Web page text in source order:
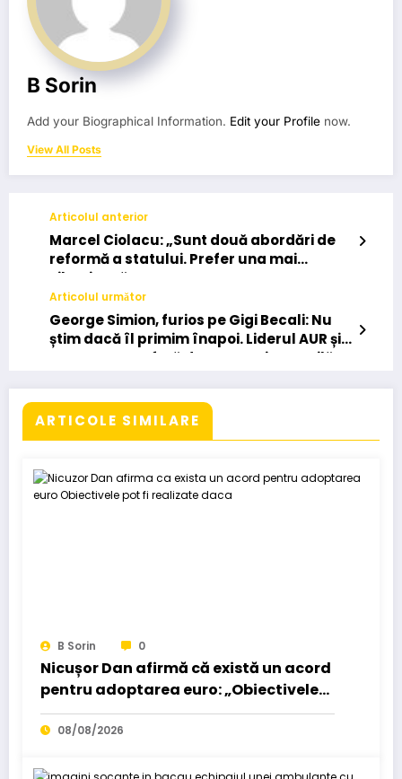
B Sorin
Add your Biographical Information. Edit your Profile now.
View All Posts
Articolul anterior
Marcel Ciolacu: „Sunt două abordări de
reformă a statului. Prefer una mai
silenţioasă”
Articolul următor
George Simion, furios pe Gigi Becali: Nu
știm dacă îl primim înapoi. Liderul AUR și-
a cerut scuze față de Anamaria Gavrilă
ARTICOLE SIMILARE
B Sorin 0
Nicușor Dan afirmă că există un acord
pentru adoptarea euro: „Obiectivele
pot fi realizate dacă…”
08/08/2026